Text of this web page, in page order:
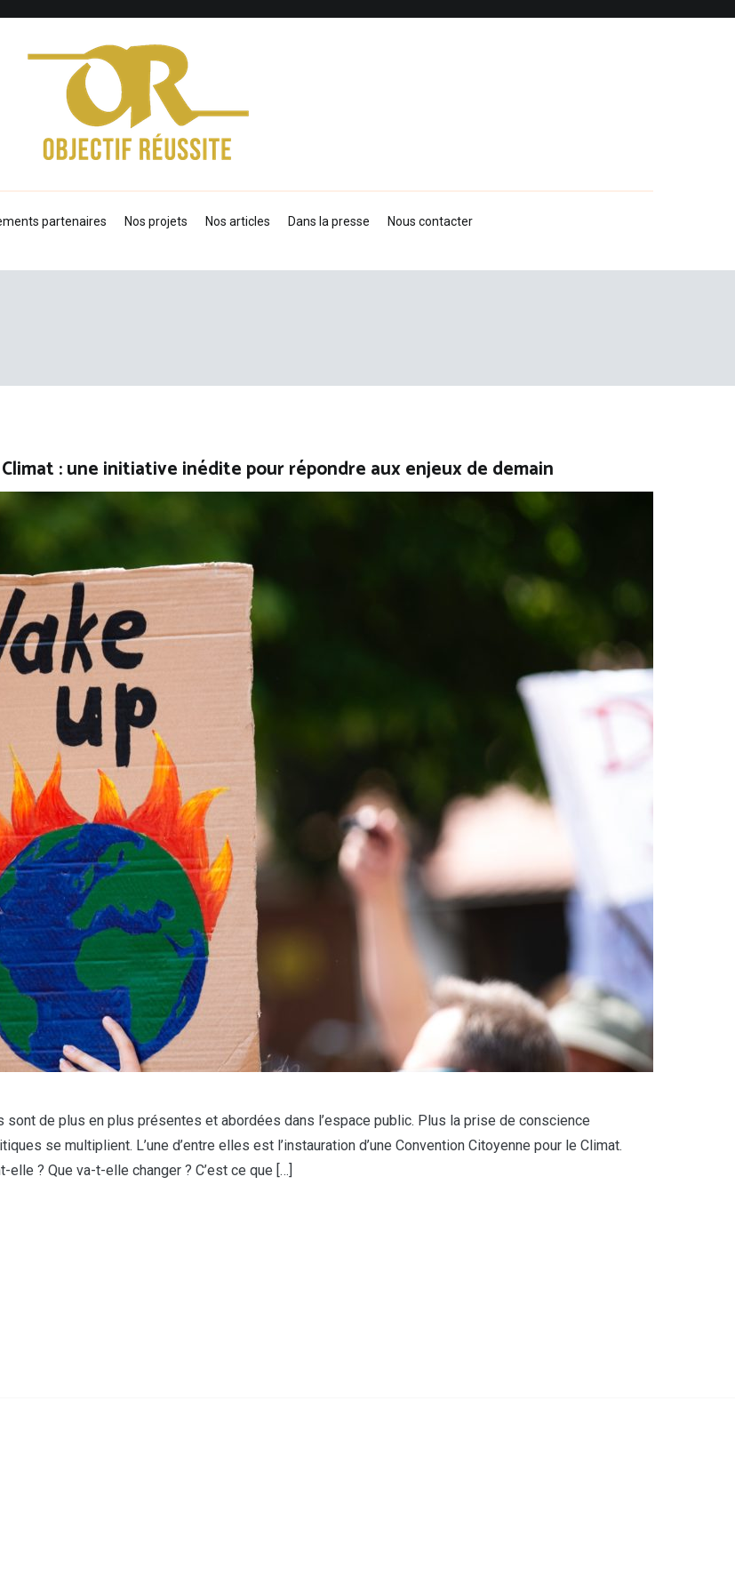
partenaires Nos projets Nos articles Dans la presse Nous contacter
: une initiative inédite pour répondre aux enjeux de demain
sont de plus en plus présentes et abordées dans l’espace public. Plus la prise de conscience
se multiplient. L’une d’entre elles est l’instauration d’une Convention Citoyenne pour le Climat.
? Que va-t-elle changer ? C’est ce que […]